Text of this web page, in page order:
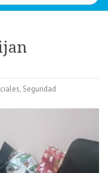
, Seguridad